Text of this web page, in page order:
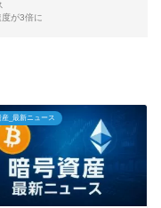
が3倍に
産_最新ニュース